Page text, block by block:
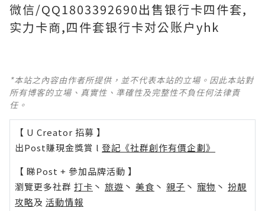
微信/QQ1803392690出售银行卡四件套,
实力卡商,四件套银行卡对公账户yhk
*本站之內容由作者所提供，並不代表本站的立場。因此本站對
所有博客的立場、真實性、準確性及完整性不負任何法律責
任。
【 U Creator 招募 】
出Post賺現金獎賞 l 登記《社群創作有價企劃》
【 睇Post + 參加品牌活動 】
瀏覽更多社群 打卡 丶 旅遊 丶 美食 丶 親子 丶 寵物 丶 扮靚
攻略及 活動情報